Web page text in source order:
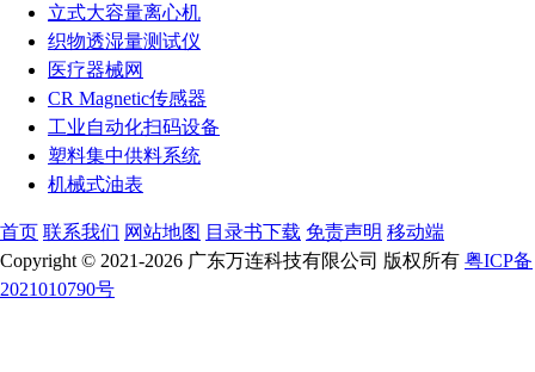
立式大容量离心机
织物透湿量测试仪
医疗器械网
CR Magnetic传感器
工业自动化扫码设备
塑料集中供料系统
机械式油表
首页 联系我们 网站地图 目录书下载 免责声明 移动端
Copyright © 2021-2026 广东万连科技有限公司 版权所有 粤ICP备
2021010790号